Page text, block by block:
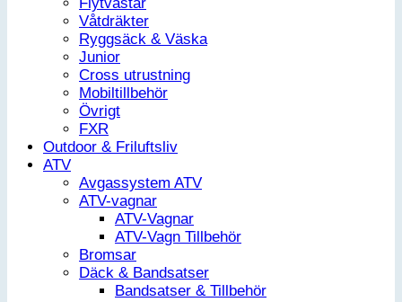
Våtdräkter
Ryggsäck & Väska
Junior
Cross utrustning
Mobiltillbehör
Övrigt
FXR
Outdoor & Friluftsliv
ATV
Avgassystem ATV
ATV-vagnar
ATV-Vagnar
ATV-Vagn Tillbehör
Bromsar
Däck & Bandsatser
Bandsatser & Tillbehör